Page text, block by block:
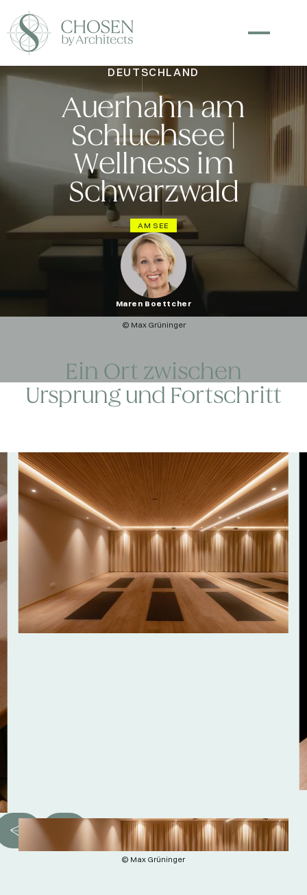
DEUTSCHLAND
Auerhahn am
Schluchsee |
Wellness im
Schwarzwald
AM SEE
Maren Boettcher
© Max Grüninger
Ein Ort zwischen
Ursprung und Fortschritt
© Max Grüninger